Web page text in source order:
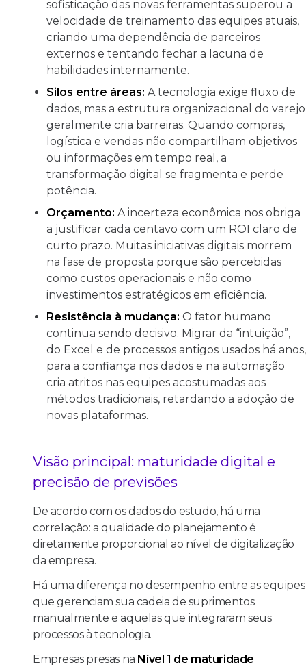
sofisticação das novas ferramentas superou a
velocidade de treinamento das equipes atuais,
criando uma dependência de parceiros
externos e tentando fechar a lacuna de
habilidades internamente.
Silos entre áreas: A tecnologia exige fluxo de
dados, mas a estrutura organizacional do varejo
geralmente cria barreiras. Quando compras,
logística e vendas não compartilham objetivos
ou informações em tempo real, a
transformação digital se fragmenta e perde
potência.
Orçamento: A incerteza econômica nos obriga
a justificar cada centavo com um ROI claro de
curto prazo. Muitas iniciativas digitais morrem
na fase de proposta porque são percebidas
como custos operacionais e não como
investimentos estratégicos em eficiência.
Resistência à mudança: O fator humano
continua sendo decisivo. Migrar da “intuição”,
do Excel e de processos antigos usados há anos,
para a confiança nos dados e na automação
cria atritos nas equipes acostumadas aos
métodos tradicionais, retardando a adoção de
novas plataformas.
Visão principal: maturidade digital e
precisão de previsões
De acordo com os dados do estudo, há uma
correlação: a qualidade do planejamento é
diretamente proporcional ao nível de digitalização
da empresa.
Há uma diferença no desempenho entre as equipes
que gerenciam sua cadeia de suprimentos
manualmente e aquelas que integraram seus
processos à tecnologia.
Empresas presas na Nível 1 de maturidade